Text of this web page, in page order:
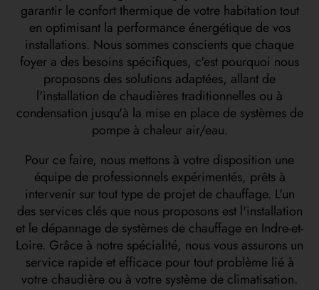
garantir le confort thermique de votre habitation tout
en optimisant la performance énergétique de vos
installations. Nous sommes conscients que chaque
foyer a des besoins spécifiques, c'est pourquoi nous
proposons des solutions adaptées, allant de
l'installation de chaudières traditionnelles ou à
condensation jusqu'à la mise en place de systèmes de
pompe à chaleur air/eau.
Pour ce faire, nous mettons à votre disposition une
équipe de professionnels expérimentés, prêts à
intervenir sur tout type de projet de chauffage. L'un
des services clés que nous proposons est l'installation
et le dépannage de systèmes de chauffage en Indre-et-
Loire. Grâce à notre spécialité, nous vous assurons un
service rapide et efficace pour tout problème lié à
votre chaudière ou à votre système de climatisation.